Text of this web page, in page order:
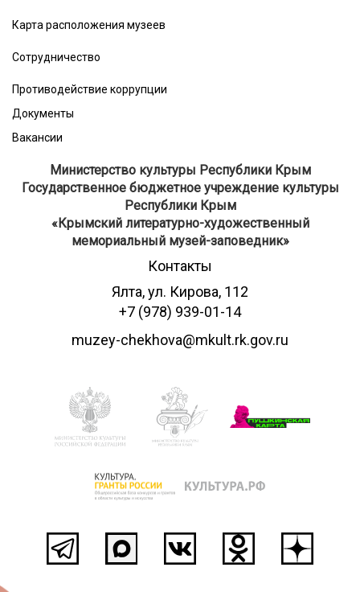
Карта расположения музеев
Сотрудничество
Противодействие коррупции
Документы
Вакансии
Министерство культуры Республики Крым
Государственное бюджетное учреждение культуры
Республики Крым
​«Крымский литературно-художественный
мемориальный музей-заповедник»
Контакты
Ялта, ул. Кирова, 112
+7 (978) 939-01-14
muzey-chekhova@mkult.rk.gov.ru